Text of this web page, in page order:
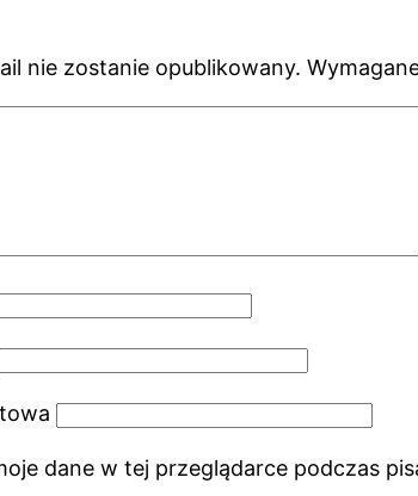
nie zostanie opublikowany.
dane w tej przeglądarce podczas